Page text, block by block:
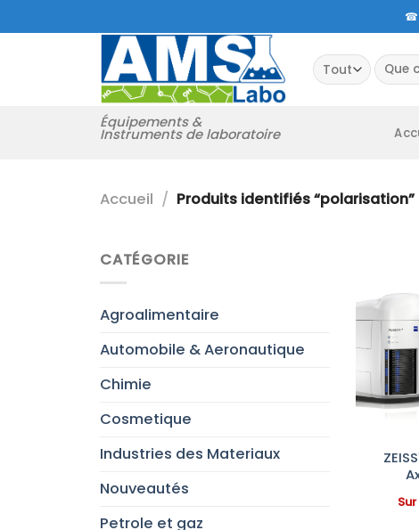
au
☎
Équipements &
Instruments de laboratoire
pour :
Accueil / Produits identifiés “polarisation”
CATÉGORIE
Agroalimentaire
Automobile & Aeronautique
Chimie
Cosmetique
Industries des Materiaux
Nouveautés
Petrole et gaz